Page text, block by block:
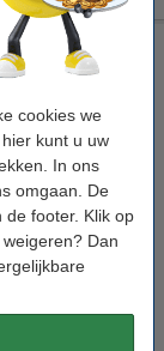
cookies we
kunt u uw
In ons
omgaan. De
de footer. Klik op
Dan
Bestellen